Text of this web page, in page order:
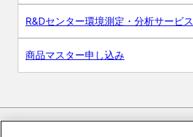
R&Dセンター環境測定・分析サービス
商品マスター申し込み